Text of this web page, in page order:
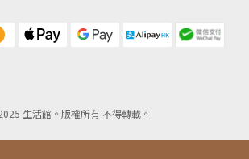
生活館。版權所有 不得轉載。